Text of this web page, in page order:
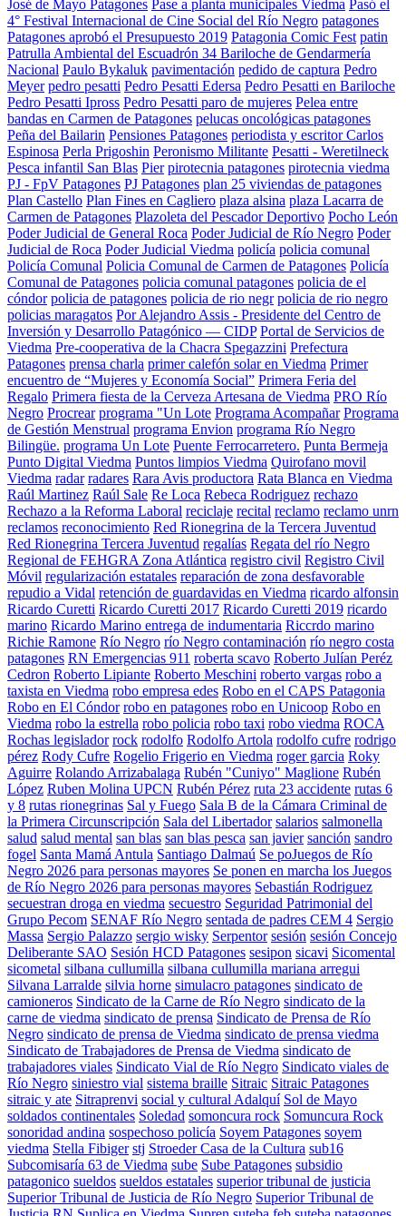
José de Mayo Patagones Pase a planta municipales Viedma Pasó el
4° Festival Internacional de Cine Social del Río Negro patagones
Patagones aprobó el Presupuesto 2019 Patagonia Comic Fest patin
Patrulla Ambiental del Escuadrón 34 Bariloche de Gendarmería
Nacional Paulo Bykaluk pavimentación pedido de captura Pedro
Meyer pedro pesatti Pedro Pesatti Edersa Pedro Pesatti en Bariloche
Pedro Pesatti Ipross Pedro Pesatti paro de mujeres Pelea entre
bandas en Carmen de Patagones pelucas oncológicas patagones
Peña del Bailarin Pensiones Patagones periodista y escritor Carlos
Espinosa Perla Prigoshin Peronismo Militante Pesatti - Weretilneck
Pesca infantil San Blas Pier pirotecnia patagones pirotecnia viedma
PJ - FpV Patagones PJ Patagones plan 25 viviendas de patagones
Plan Castello Plan Fines en Cagliero plaza alsina plaza Lacarra de
Carmen de Patagones Plazoleta del Pescador Deportivo Pocho León
Poder Judicial de General Roca Poder Judicial de Río Negro Poder
Judicial de Roca Poder Judicial Viedma policía policia comunal
Policía Comunal Policia Comunal de Carmen de Patagones Policía
Comunal de Patagones policia comunal patagones policia de el
cóndor policia de patagones policia de rio negr policia de rio negro
policias maragatos Por Alejandro Assis - Presidente del Centro de
Inversión y Desarrollo Patagónico — CIDP Portal de Servicios de
Viedma Pre-cooperativa de la Chacra Spegazzini Prefectura
Patagones prensa charla primer calefón solar en Viedma Primer
encuentro de “Mujeres y Economía Social” Primera Feria del
Regalo Primera fiesta de la Cerveza Artesana de Viedma PRO Río
Negro Procrear programa "Un Lote Programa Acompañar Programa
de Gestión Menstrual programa Envion programa Río Negro
Bilingüe. programa Un Lote Puente Ferrocarretero. Punta Bermeja
Punto Digital Viedma Puntos limpios Viedma Quirofano movil
Viedma radar radares Rara Avis productora Rata Blanca en Viedma
Raúl Martinez Raúl Sale Re Loca Rebeca Rodriguez rechazo
Rechazo a la Reforma Laboral reciclaje recital reclamo reclamo unrn
reclamos reconocimiento Red Rionegrina de la Tercera Juventud
Red Rionegrina Tercera Juventud regalías Regata del río Negro
Regional de FEHGRA Zona Atlántica registro civil Registro Civil
Móvil regularización estatales reparación de zona desfavorable
repudio a Vidal retención de guardavidas en Viedma ricardo alfonsin
Ricardo Curetti Ricardo Curetti 2017 Ricardo Curetti 2019 ricardo
marino Ricardo Marino entrega de indumentaria Riccrdo marino
Richie Ramone Río Negro río Negro contaminación río negro costa
patagones RN Emergencias 911 roberta scavo Roberto Julían Peréz
Cedron Roberto Lipiante Roberto Meschini roberto vargas robo a
taxista en Viedma robo empresa edes Robo en el CAPS Patagonia
Robo en El Cóndor robo en patagones robo en Unicoop Robo en
Viedma robo la estrella robo policia robo taxi robo viedma ROCA
Rochas legislador rock rodolfo Rodolfo Artola rodolfo cufre rodrigo
pérez Rody Cufre Rogelio Frigerio en Viedma roger garcia Roky
Aguirre Rolando Arrizabalaga Rubén "Cuniyo" Maglione Rubén
López Ruben Molina UPCN Rubén Pérez ruta 23 accidente rutas 6
y 8 rutas rionegrinas Sal y Fuego Sala B de la Cámara Criminal de
la Primera Circunscripción Sala del Libertador salarios salmonella
salud salud mental san blas san blas pesca san javier sanción sandro
fogel Santa Mamá Antula Santiago Dalmaú Se poJuegos de Río
Negro 2026 para personas mayores Se ponen en marcha los Juegos
de Río Negro 2026 para personas mayores Sebastián Rodriguez
secuestran droga en viedma secuestro Seguridad Patrimonial del
Grupo Pecom SENAF Río Negro sentada de padres CEM 4 Sergio
Massa Sergio Palazzo sergio wisky Serpentor sesión sesión Concejo
Deliberante SAO Sesión HCD Patagones sesipon sicavi Sicomental
sicometal silbana cullumilla silbana cullumilla mariana arregui
Silvana Larralde silvia horne simulacro patagones sindicato de
camioneros Sindicato de la Carne de Río Negro sindicato de la
carne de viedma sindicato de prensa Sindicato de Prensa de Río
Negro sindicato de prensa de Viedma sindicato de prensa viedma
Sindicato de Trabajadores de Prensa de Viedma sindicato de
trabajadores viales Sindicato Vial de Río Negro Sindicato viales de
Río Negro siniestro vial sistema braille Sitraic Sitraic Patagones
sitraic y ate Sitraprenvi social y cultural Adalquí Sol de Mayo
soldados continentales Soledad somoncura rock Somuncura Rock
sonoridad andina sospechoso policía Soyem Patagones soyem
viedma Stella Fibiger stj Stroeder Casa de la Cultura sub16
Subcomisaría 63 de Viedma sube Sube Patagones subsidio
patagonico sueldos sueldos estatales superior tribunal de justicia
Superior Tribunal de Justicia de Río Negro Superior Tribunal de